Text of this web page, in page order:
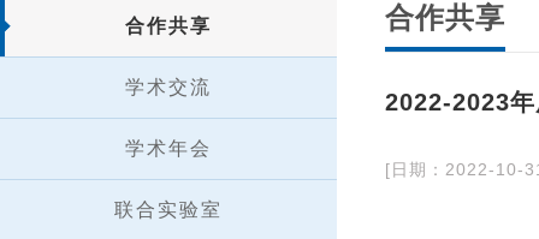
合作共享
学术交流
学术年会
联合实验室
合作共享
2022-2023
[日期：2022-10-